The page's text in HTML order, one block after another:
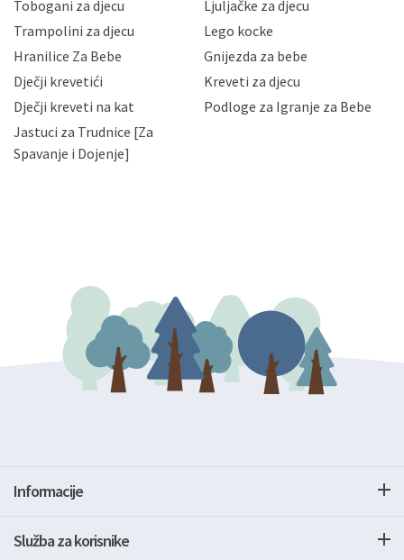
priopćavanje osobnih podataka samo onim svojim
zaposlenicima kojima su isti potrebni radi provedbe
slučajevima koji su dozvoljeni zakonima. Napominjemo
da možete u svako doba, u potpunosti ili djelomice,
zatražiti prestanak aktivnosti obrade Vaših osobnih
podataka. Opoziv privole možete podnijeti poštom na
gore navedenu adresu ili e-mailom na adresu:
Tobogani za djecu
Ljuljačke za djecu
Trampolini za djecu
Lego kocke
Hranilice Za Bebe
Gnijezda za bebe
Dječji krevetići
Kreveti za djecu
Dječji kreveti na kat
Podloge za Igranje za Bebe
Jastuci za Trudnice [Za
Spavanje i Dojenje]
Informacije
Služba za korisnike